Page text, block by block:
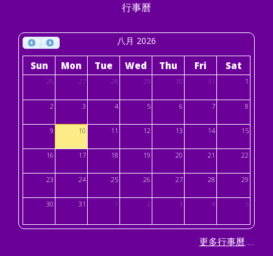
行事曆
八月 2026
Sun Mon Tue Wed Thu Fri Sat
26 27 28 29 30 31 1
2 3 4 5 6 7 8
9 10 11 12 13 14 15
16 17 18 19 20 21 22
23 24 25 26 27 28 29
30 31 1 2 3 4 5
更多行事曆....